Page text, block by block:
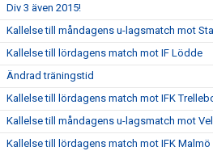
Div 3 även 2015!
Kallelse till måndagens u-lagsmatch mot
Kallelse till lördagens match mot IF Lödde
Ändrad träningstid
Kallelse till lördagens match mot IFK
Kallelse till måndagens u-lagsmatch mot
Kallelse till lördagens match mot IFK Malmö